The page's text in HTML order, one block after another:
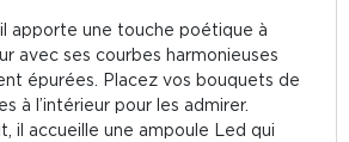
il apporte une touche poétique à
avec ses courbes harmonieuses
épurées. Placez vos bouquets de
à l’intérieur pour les admirer.
il accueille une ampoule Led qui